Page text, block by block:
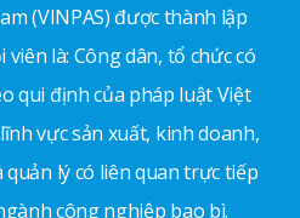
(VINPAS) được thành lập
là: Công dân, tổ chức có
qui định của pháp luật Việt
vực sản xuất, kinh doanh,
lý có liên quan trực tiếp
công nghiệp bao bì.